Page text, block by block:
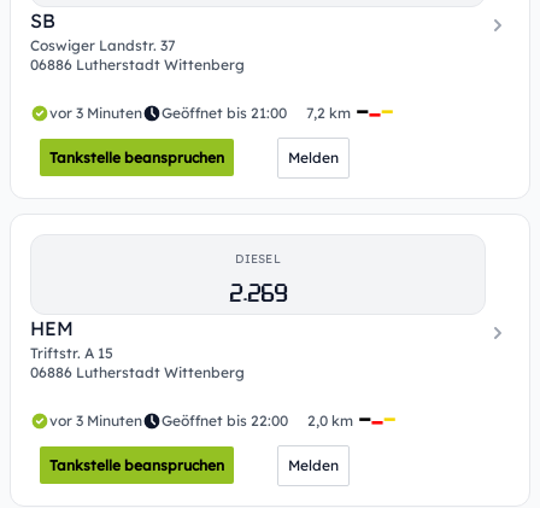
SB
Coswiger Landstr. 37
06886 Lutherstadt Wittenberg
vor 3 Minuten Geöffnet bis 21:00 7,2 km
Tankstelle beanspruchen Melden
DIESEL
2.269
HEM
Triftstr. A 15
06886 Lutherstadt Wittenberg
vor 3 Minuten Geöffnet bis 22:00 2,0 km
Tankstelle beanspruchen Melden